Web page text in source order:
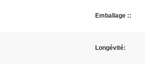
Emballage ::
Longévité: